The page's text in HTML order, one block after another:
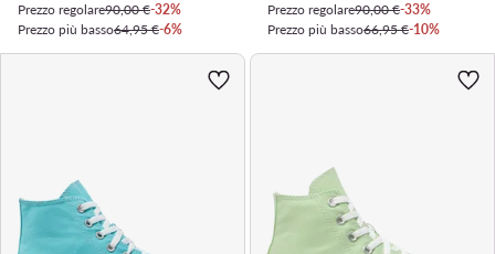
Prezzo regolare90,00 €-32%
Prezzo più basso64,95 €-6%
Prezzo regolare90,00 €-33%
Prezzo più basso66,95 €-10%